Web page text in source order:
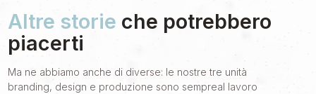
Altre storie che potrebbero
piacerti
Ma ne abbiamo anche di diverse: le nostre tre unità
branding, design e produzione sono sempreal lavoro